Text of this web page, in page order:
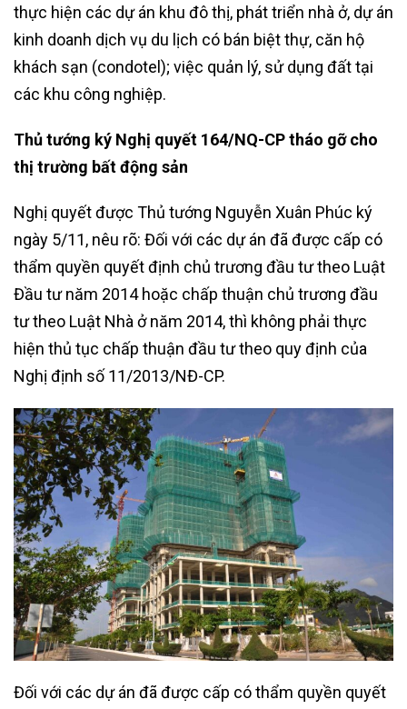
thực hiện các dự án khu đô thị, phát triển nhà ở, dự án
kinh doanh dịch vụ du lịch có bán biệt thự, căn hộ
khách sạn (condotel); việc quản lý, sử dụng đất tại
các khu công nghiệp.
Thủ tướng ký Nghị quyết 164/NQ-CP tháo gỡ cho
thị trường bất động sản
Nghị quyết được Thủ tướng Nguyễn Xuân Phúc ký
ngày 5/11, nêu rõ: Đối với các dự án đã được cấp có
thẩm quyền quyết định chủ trương đầu tư theo Luật
Đầu tư năm 2014 hoặc chấp thuận chủ trương đầu
tư theo Luật Nhà ở năm 2014, thì không phải thực
hiện thủ tục chấp thuận đầu tư theo quy định của
Nghị định số 11/2013/NĐ-CP.
Đối với các dự án đã được cấp có thẩm quyền quyết